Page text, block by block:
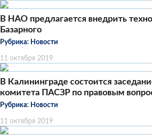
В НАО предлагается внедрить
Базарного
Рубрика: Новости
11 октября 2019
В Калининграде состоится
комитета ПАСЗР по правовым
Рубрика: Новости
11 октября 2019